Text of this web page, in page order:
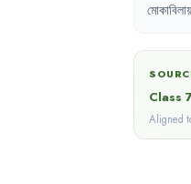
মোকাবিলায়
Class
Aligned